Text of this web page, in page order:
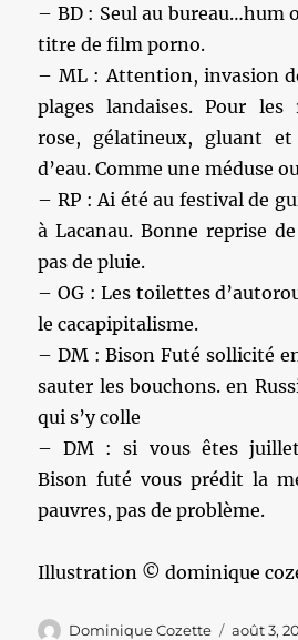
– BD : Seul au bureau…hum
titre de film porno.
– ML : Attention, invasion
plages landaises. Pour les
rose, gélatineux, gluant
d’eau. Comme une méduse
– RP : Ai été au festival de
à Lacanau. Bonne reprise
pas de pluie.
– OG : Les toilettes
le cacapipitalisme.
– DM : Bison Futé sollicité
sauter les bouchons. en
qui s’y colle
– DM : si vous êtes
Bison futé vous prédit la
pauvres, pas de problème.
Illustration © dominique
Auteur
Dominique Cozette
Publié
août 3,